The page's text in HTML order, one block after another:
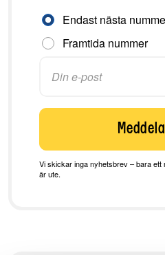
Endast nästa
Framtida nummer
Vi skickar inga nyhetsbrev – bara ett
är ute.